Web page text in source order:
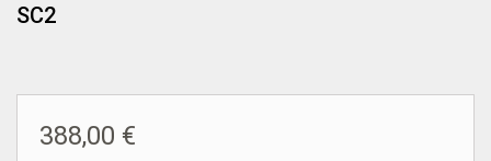
SC2
388,00 €